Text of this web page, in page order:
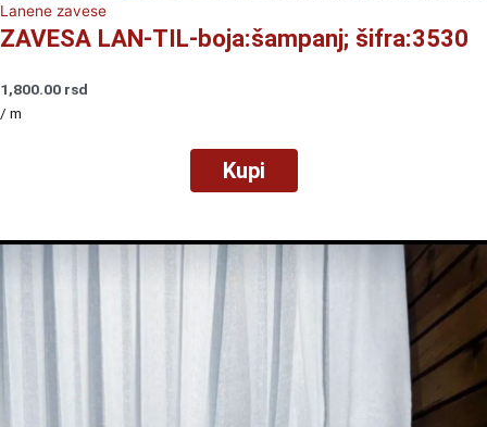
Lanene zavese
ZAVESA LAN-TIL-boja:šampanj; šifra:3530
1,800.00 rsd
/ m
Kupi